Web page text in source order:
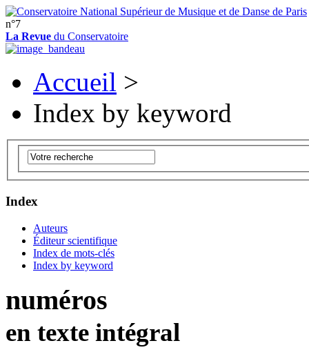
n°7
La Revue du Conservatoire
Accueil >
Index by keyword
Index
Auteurs
Éditeur scientifique
Index de mots-clés
Index by keyword
numéros
en texte intégral